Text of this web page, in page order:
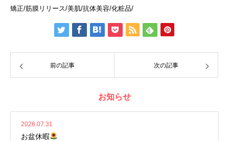
矯正/筋膜リリース/美肌/抗体美容/化粧品/
前の記事 次の記事
お知らせ
2026.07.31
お盆休暇